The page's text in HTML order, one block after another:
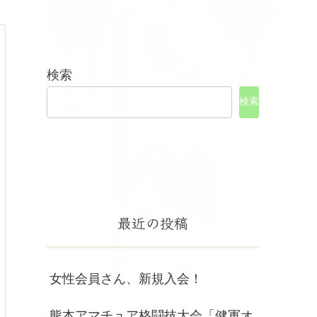
検索
検索
最近の投稿
女性会員さん、新規入会！